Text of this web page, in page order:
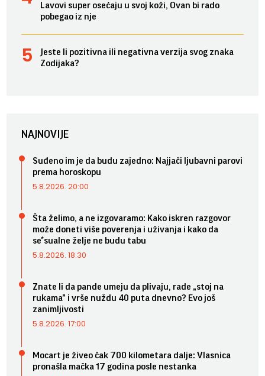
Lavovi super osećaju u svoj koži, Ovan bi rado
pobegao iz nje
Jeste li pozitivna ili negativna verzija svog znaka
Zodijaka?
NAJNOVIJE
Suđeno im je da budu zajedno: Najjači ljubavni parovi
prema horoskopu
5.8.2026. 20:00
Šta želimo, a ne izgovaramo: Kako iskren razgovor
može doneti više poverenja i uživanja i kako da
se*sualne želje ne budu tabu
5.8.2026. 18:30
Znate li da pande umeju da plivaju, rade „stoj na
rukama” i vrše nuždu 40 puta dnevno? Evo još
zanimljivosti
5.8.2026. 17:00
Mocart je živeo čak 700 kilometara dalje: Vlasnica
pronašla mačka 17 godina posle nestanka